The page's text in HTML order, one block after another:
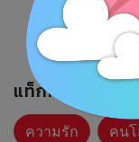
แท็กที่เกี่ยวข้อง :
ความรัก คน